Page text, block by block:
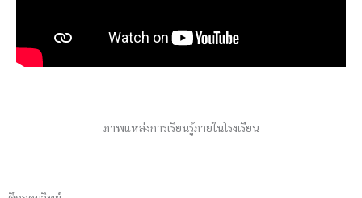
ภาพแหล่งการเรียนรู้ภายในโรงเรียน